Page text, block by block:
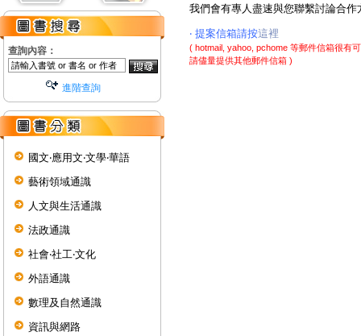
查詢內容：
進階查詢
國文‧應用文‧文學‧華語
藝術領域通識
人文與生活通識
法政通識
社會‧社工‧文化
外語通識
數理及自然通識
資訊與網路
我們會有專人盡速與您聯繫討論合作
‧ 提案信箱請按這裡
( hotmail, yahoo, pchome 等郵件信箱很有
請儘量提供其他郵件信箱 )